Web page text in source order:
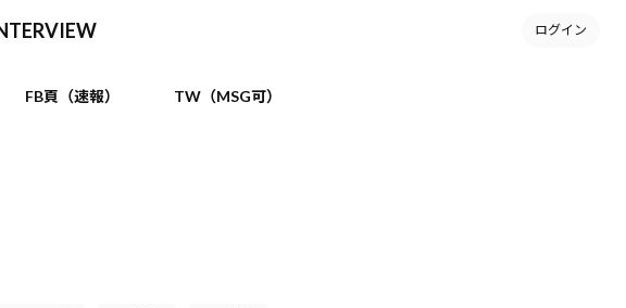
ログイン
FB頁（速報） TW（MSG可）